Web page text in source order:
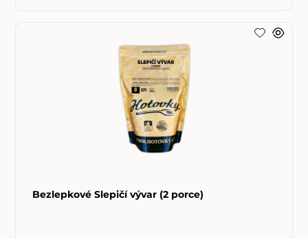
Bezlepkové Slepičí vývar (2 porce)